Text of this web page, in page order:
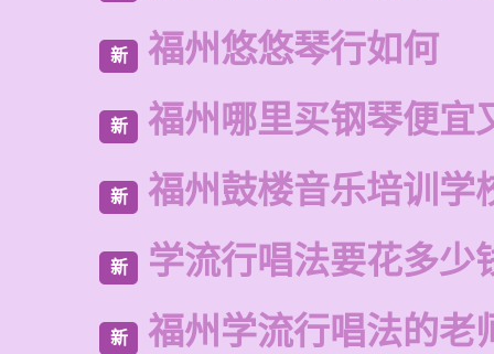
新 福州悠悠琴行如何
新 福州哪里买钢琴便宜
新 福州鼓楼音乐培训学
新 学流行唱法要花多少
新 福州学流行唱法的老